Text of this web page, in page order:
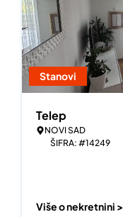
Stanovi
Telep
NOVI SAD
ŠIFRA: #14249
Više o nekretnini >